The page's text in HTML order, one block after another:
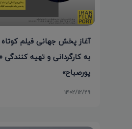
آغاز پخش جهانی فیلم
به کارگردانی و تهیه کنندگی
پورصباح»
۱۴۰۲/۱۲/۲۹